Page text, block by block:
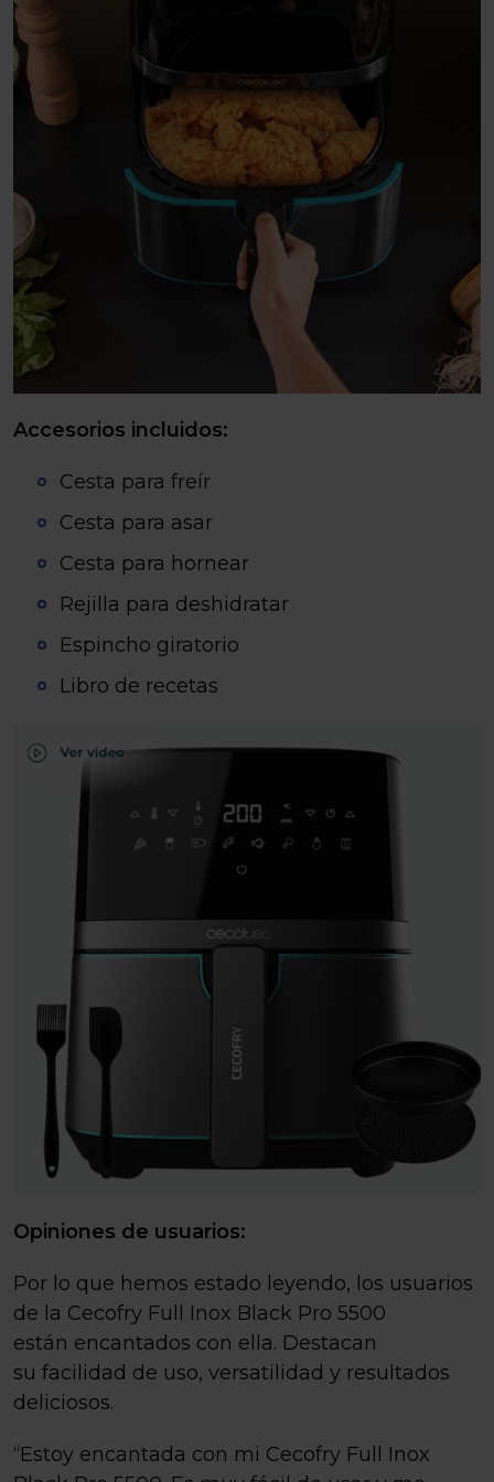
Accesorios incluidos:
Cesta para freír
Cesta para asar
Cesta para hornear
Rejilla para deshidratar
Espincho giratorio
Libro de recetas
Opiniones de usuarios:
Por lo que hemos estado leyendo, los usuarios
de la Cecofry Full Inox Black Pro 5500
están encantados con ella. Destacan
su facilidad de uso, versatilidad y resultados
deliciosos.
“Estoy encantada con mi Cecofry Full Inox